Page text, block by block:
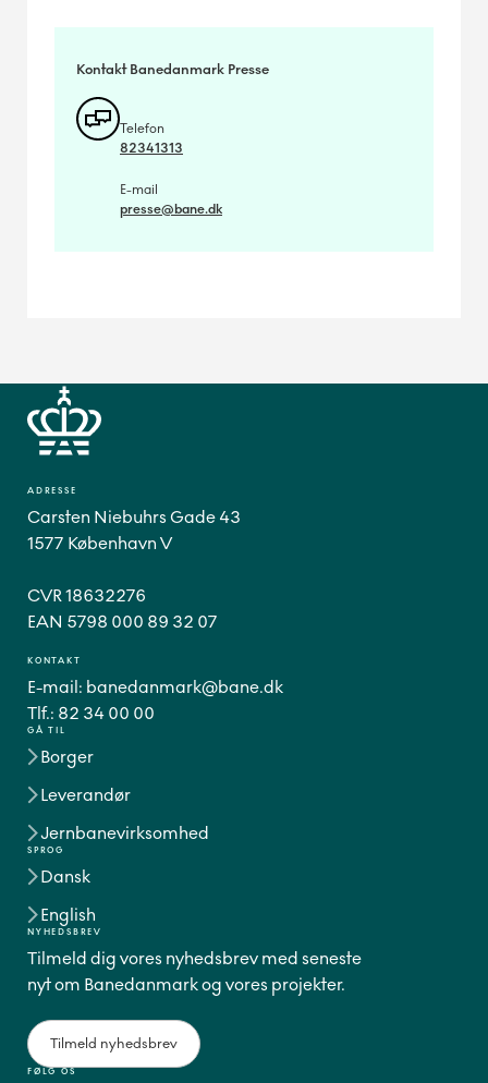
Kontakt Banedanmark Presse
Telefon
82341313
E-mail
presse@bane.dk
GÅ TIL
Borger
Leverandør
Jernbanevirksomhed
SPROG
Dansk
English
FØLG OS
ADRESSE
Carsten Niebuhrs Gade 43
1577 København V
CVR 18632276
EAN 5798 000 89 32 07
KONTAKT
E-mail: banedanmark@bane.dk
Tlf.: 82 34 00 00
NYHEDSBREV
Tilmeld dig vores nyhedsbrev med seneste
nyt om Banedanmark og vores projekter.
Tilmeld nyhedsbrev